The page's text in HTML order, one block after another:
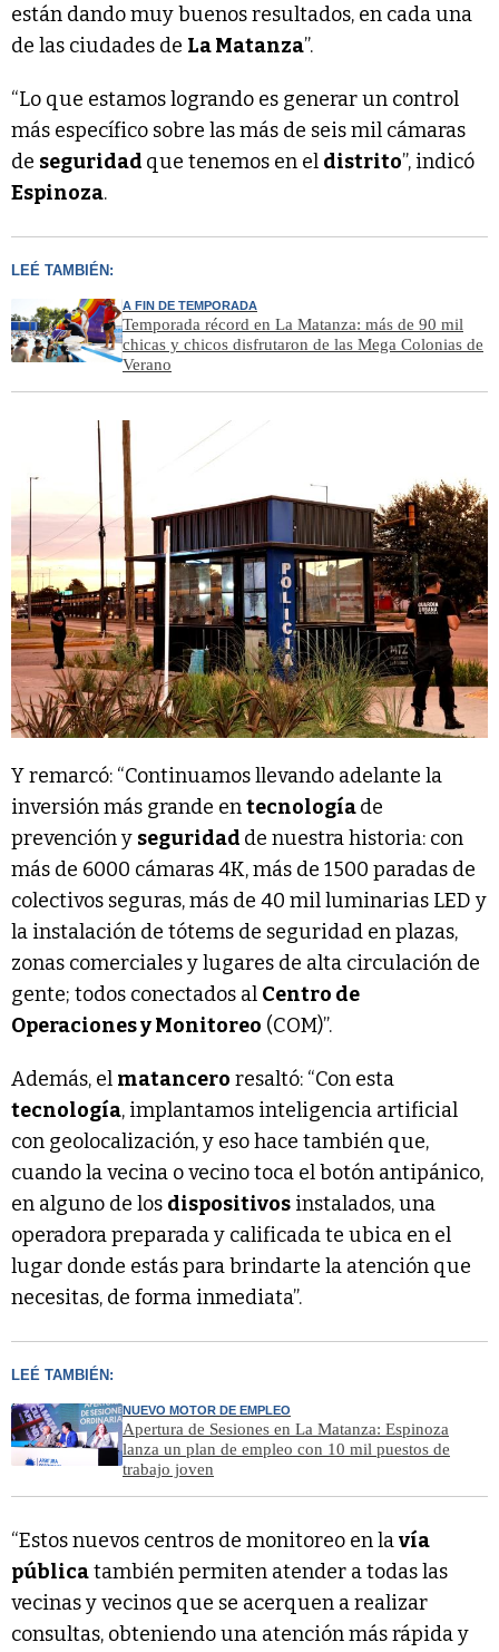
están dando muy buenos resultados, en cada una
de las ciudades de La Matanza”.
“Lo que estamos logrando es generar un control
más específico sobre las más de seis mil cámaras
de seguridad que tenemos en el distrito”, indicó
Espinoza.
LEÉ TAMBIÉN:
A FIN DE TEMPORADA
Temporada récord en La Matanza: más de 90 mil
chicas y chicos disfrutaron de las Mega Colonias de
Verano
Y remarcó: “Continuamos llevando adelante la
inversión más grande entecnologíade
prevención y seguridad de nuestra historia: con
más de 6000 cámaras 4K, más de 1500 paradas de
colectivos seguras, más de 40 mil luminarias LED y
la instalación de tótems de seguridad en plazas,
zonas comerciales y lugares de alta circulación de
gente; todos conectados al Centro de
Operaciones y Monitoreo (COM)”.
Además, el matancero resaltó: “Con esta
tecnología, implantamos inteligencia artificial
con geolocalización, y eso hace también que,
cuando la vecina o vecino toca el botón antipánico,
en alguno de los dispositivos instalados, una
operadora preparada y calificada te ubica en el
lugar donde estás para brindarte la atención que
necesitas, de forma inmediata”.
LEÉ TAMBIÉN:
NUEVO MOTOR DE EMPLEO
Apertura de Sesiones en La Matanza: Espinoza
lanza un plan de empleo con 10 mil puestos de
trabajo joven
“Estos nuevos centros de monitoreo en lavía
públicatambién permiten atender a todas las
vecinas y vecinos que se acerquen a realizar
consultas, obteniendo una atención más rápida y